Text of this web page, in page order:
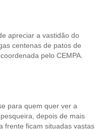
apreciar a vastidão do
centenas de patos de
pelo CEMPA.
para quem quer ver a
depois de mais
frente ficam situadas vastas